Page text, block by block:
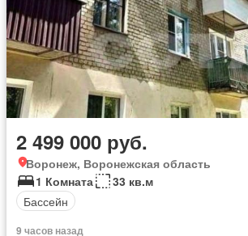
2 499 000 руб.
Воронеж, Воронежская область
1 Комната
33 кв.м
Бассейн
9 часов назад